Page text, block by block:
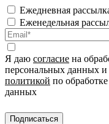
Ежедневная
Еженедельная
Я даю согласие на
персональных данных и
политикой по
данных
Подписаться